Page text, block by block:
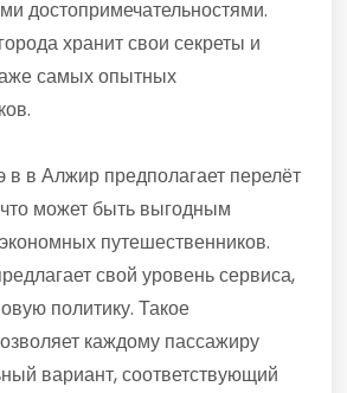
достопримечательностями.
хранит свои секреты и
самых опытных
в Алжир предполагает перелёт
может быть выгодным
путешественников.
свой уровень сервиса,
политику. Такое
каждому пассажиру
вариант, соответствующий